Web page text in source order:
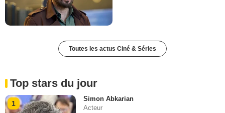
Toutes les actus Ciné & Séries
Top stars du jour
1
Simon Abkarian
Acteur